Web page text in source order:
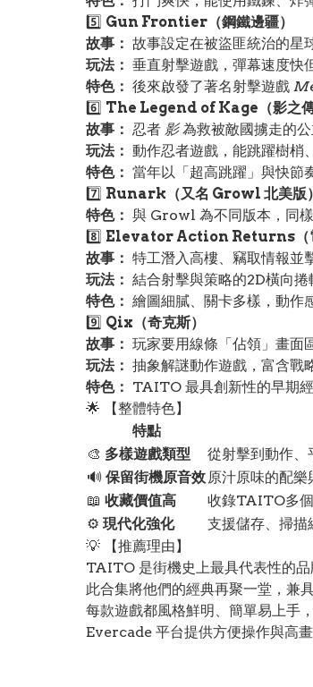
5️⃣ Gun Frontier（鋼鐵邊疆）
故事： 故事設定在被盜匪統治的星
玩法： 垂直射擊遊戲，彈幕速度快
特色： 後來啟發了著名射擊遊戲
6️⃣ The Legend of Kage（影之傳
故事： 忍者 影為救被敵國擄走的公
玩法： 動作忍者遊戲，能跳躍樹梢
特色： 當年以「超高跳躍」與快節
7️⃣ Runark（又名 Growl 北美版）
特色： 與 Growl 為不同版本，同樣
8️⃣ Elevator Action Returns（電
故事： 特工潛入高樓、竊取情報並
玩法： 結合射擊與策略的2D橫向捲
特色： 繪圖細膩、關卡多樣，動作
9️⃣ Qix（奇克斯）
故事： 玩家要用線條「佔領」畫面
玩法： 抽象解謎動作遊戲，富含戰
特色： TAITO 最具創新性的早期
🌟 【整體特色】
特點
🎨 多樣遊戲類型
從射擊到動作、
🔊 保留街機原音效原汁原味的配樂
📖 收藏價值高
收錄TAITO多個
⚙️ 現代化強化
支援儲存、掃描
💡 【推薦理由】
TAITO 是街機史上最具代表性的
此合集將他們的經典再聚一堂，兼
每款遊戲都風格鮮明、簡單易上手
Evercade 平台提供方便操作與高